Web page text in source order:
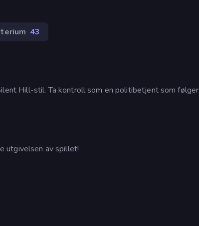
43
Hill-stil. Ta kontroll som en politibetjent som følger
utgivelsen av spillet!